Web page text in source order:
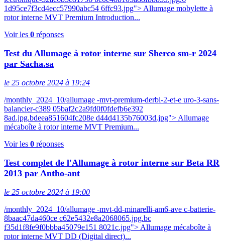
1d95ce7f3cd4ecc57990abc54 6ffc93.jpg"> Allumage mobylette à
rotor interne MVT Premium Introduction...
Voir les 0 réponses
Test du Allumage à rotor interne sur Sherco sm-r 2024
par Sacha.sa
le 25 octobre 2024 à 19:24
/monthly_2024_10/allumage -mvt-premium-derbi-2-et-e uro-3-sans-
balancier-c389 05baf2c2a9fd0f0fdefb6e392
8ad.jpg.bdeea851604fc208e d44d4135b76003d.jpg"> Allumage
mécaboîte à rotor interne MVT Premium...
Voir les 0 réponses
Test complet de l'Allumage à rotor interne sur Beta RR
2013 par Antho-ant
le 25 octobre 2024 à 19:00
/monthly_2024_10/allumage -mvt-dd-minarelli-am6-ave c-batterie-
8baac47da460ce c62e5432e8a2068065.jpg.bc
f35d1f8fe9f0bbba45079e151 8021c.jpg"> Allumage mécaboîte à
rotor interne MVT DD (Digital direct)...